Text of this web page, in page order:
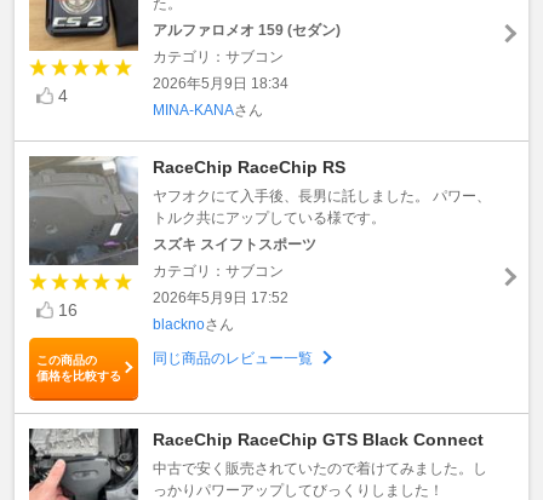
4
アルファロメオ 159 (セダン)
カテゴリ：サブコン
2026年5月9日 18:34
MINA-KANAさん
16
この商品の
価格を比較する
RaceChip RaceChip RS
ヤフオクにて入手後、長男に託しました。 パワー、
トルク共にアップしている様です。
スズキ スイフトスポーツ
カテゴリ：サブコン
2026年5月9日 17:52
blacknoさん
同じ商品のレビュー一覧
RaceChip RaceChip GTS Black Connect
中古で安く販売されていたので着けてみました。し
っかりパワーアップしてびっくりしました！